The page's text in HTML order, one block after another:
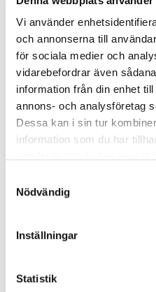
Vi använder
och annonserna till
för sociala medier och
vidarebefordrar även
information från din enhet
annons- och analysföretag
Dessa kan i sin tur
information som du har
Nödvändig
Inställningar
Statistik